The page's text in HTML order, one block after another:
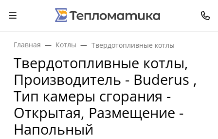
Главная Котлы Твердотопливные котлы
Твердотопливные котлы,
Производитель - Buderus ,
Тип камеры сгорания -
Открытая, Размещение -
Напольный